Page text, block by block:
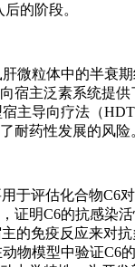
的阶段。
微粒体中的半衰
宿主泛素系统提
主导向疗法（
耐药性发展的风险
于评估化合物C6
证明C6的抗感染
的免疫反应来对
物模型中验证C6